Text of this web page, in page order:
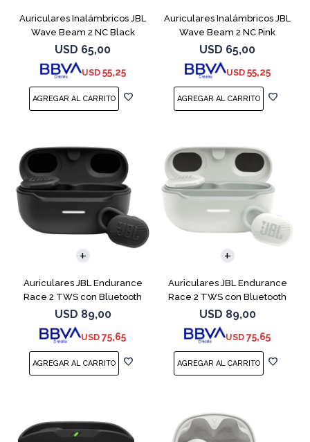
Auriculares Inalámbricos JBL
Wave Beam 2 NC Black
USD 65,00
USD 55,25
Auriculares Inalámbricos JBL
Wave Beam 2 NC Pink
USD 65,00
USD 55,25
Auriculares JBL Endurance
Race 2 TWS con Bluetooth
Black
USD 89,00
USD 75,65
Auriculares JBL Endurance
Race 2 TWS con Bluetooth
White
USD 89,00
USD 75,65